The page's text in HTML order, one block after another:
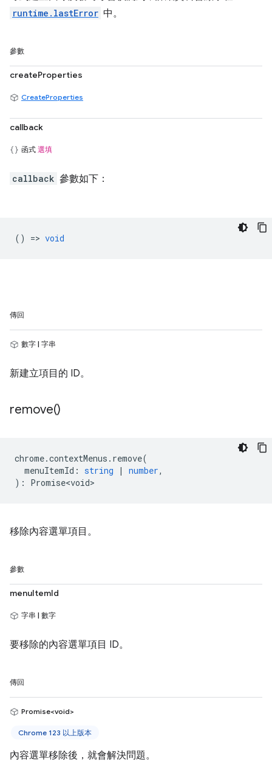
runtime.lastError 中。
參數
createProperties
CreateProperties
callback
函式 選填
callback 參數如下：
() => void
傳回
數字 | 字串
新建立項目的 ID。
remove()
chrome.contextMenus . remove(
menuItemId : string | number,
) : Promise<void>
移除內容選單項目。
參數
menuItemId
字串 | 數字
要移除的內容選單項目 ID。
傳回
Promise<void>
Chrome 123 以上版本
內容選單移除後，就會解決問題。